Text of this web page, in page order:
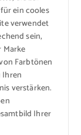
ein cooles
verwendet
sein,
Farbtönen
Ihren
verstärken.
Ihrer